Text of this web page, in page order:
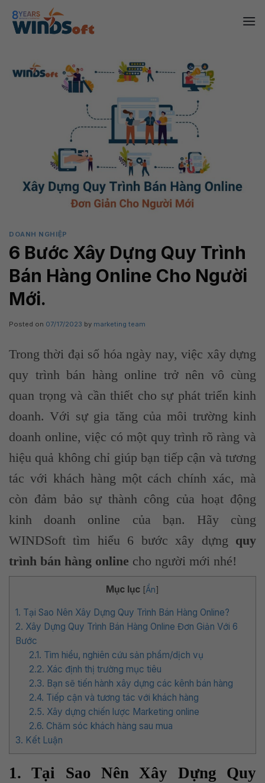
content
DOANH NGHIỆP
6 Bước Xây Dựng Quy Trình
Bán Hàng Online Cho Người
Mới.
Posted on 07/17/2023 by marketing team
Trong thời đại số hóa ngày nay, việc xây dựng
quy trình bán hàng online trở nên vô cùng
quan trọng và cần thiết cho sự phát triển kinh
doanh. Với sự gia tăng của môi trường kinh
doanh online, việc có một quy trình rõ ràng và
hiệu quả không chỉ giúp bạn tiếp cận và tương
tác với khách hàng một cách chính xác, mà
còn đảm bảo sự thành công của hoạt động
kinh doanh online của bạn. Hãy cùng
WINDSoft tìm hiểu 6 bước xây dựng quy
trình bán hàng online cho người mới nhé!
Mục lục [Ẩn]
1. Tại Sao Nên Xây Dựng Quy Trình Bán Hàng Online?
2. Xây Dựng Quy Trình Bán Hàng Online Đơn Giản Với 6
Bước
2.1. Tìm hiểu, nghiên cứu sản phẩm/dịch vụ
2.2. Xác định thị trường mục tiêu
2.3. Bạn sẽ tiến hành xây dựng các kênh bán hàng
2.4. Tiếp cận và tương tác với khách hàng
2.5. Xây dựng chiến lược Marketing online
2.6. Chăm sóc khách hàng sau mua
3. Kết Luận
1. Tại Sao Nên Xây Dựng Quy